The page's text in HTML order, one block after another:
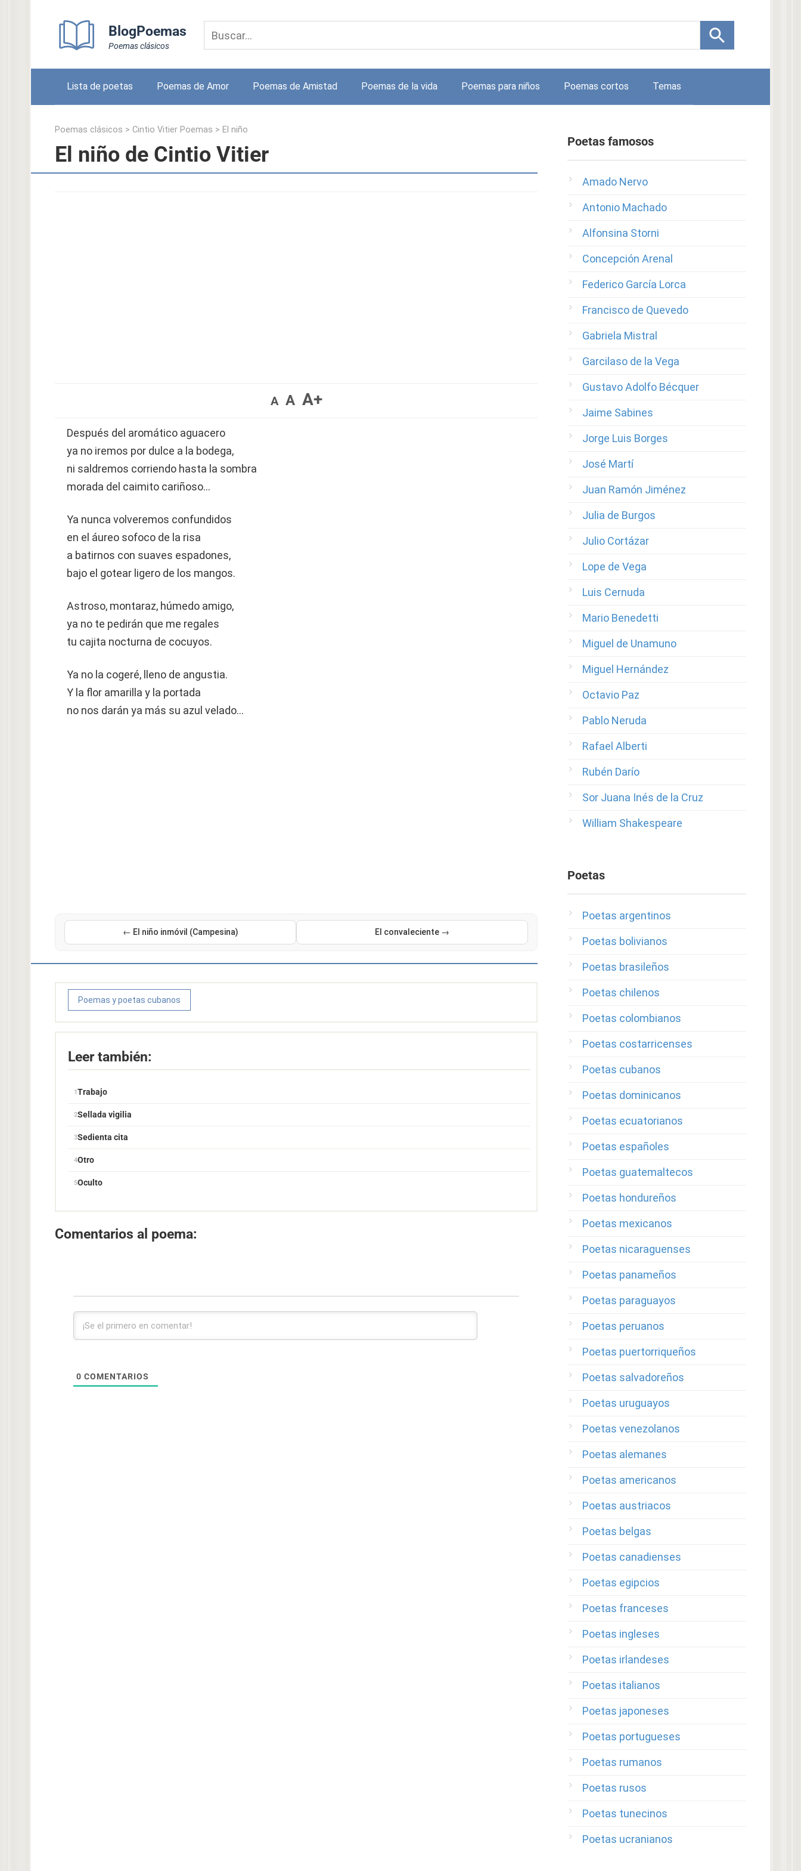
BlogPoemas
Poemas clásicos
Lista de poetas Poemas de Amor Poemas de Amistad Poemas de la vida Poemas para niños Poemas cortos Temas
Poemas clásicos > Cintio Vitier Poemas > El niño
El niño de Cintio Vitier
A A A+
Después del aromático aguacero
ya no iremos por dulce a la bodega,
ni saldremos corriendo hasta la sombra
morada del caimito cariñoso…
Ya nunca volveremos confundidos
en el áureo sofoco de la risa
a batirnos con suaves espadones,
bajo el gotear ligero de los mangos.
Astroso, montaraz, húmedo amigo,
ya no te pedirán que me regales
tu cajita nocturna de cocuyos.
Ya no la cogeré, lleno de angustia.
Y la flor amarilla y la portada
no nos darán ya más su azul velado…
← El niño inmóvil (Campesina) El convaleciente →
Poemas y poetas cubanos
Leer también:
Trabajo
Sellada vigilia
Sedienta cita
Otro
Oculto
Comentarios al poema:
0 COMENTARIOS
Poetas famosos
Amado Nervo
Antonio Machado
Alfonsina Storni
Concepción Arenal
Federico García Lorca
Francisco de Quevedo
Gabriela Mistral
Garcilaso de la Vega
Gustavo Adolfo Bécquer
Jaime Sabines
Jorge Luis Borges
José Martí
Juan Ramón Jiménez
Julia de Burgos
Julio Cortázar
Lope de Vega
Luis Cernuda
Mario Benedetti
Miguel de Unamuno
Miguel Hernández
Octavio Paz
Pablo Neruda
Rafael Alberti
Rubén Darío
Sor Juana Inés de la Cruz
William Shakespeare
Poetas
Poetas argentinos
Poetas bolivianos
Poetas brasileños
Poetas chilenos
Poetas colombianos
Poetas costarricenses
Poetas cubanos
Poetas dominicanos
Poetas ecuatorianos
Poetas españoles
Poetas guatemaltecos
Poetas hondureños
Poetas mexicanos
Poetas nicaraguenses
Poetas panameños
Poetas paraguayos
Poetas peruanos
Poetas puertorriqueños
Poetas salvadoreños
Poetas uruguayos
Poetas venezolanos
Poetas alemanes
Poetas americanos
Poetas austriacos
Poetas belgas
Poetas canadienses
Poetas egipcios
Poetas franceses
Poetas ingleses
Poetas irlandeses
Poetas italianos
Poetas japoneses
Poetas portugueses
Poetas rumanos
Poetas rusos
Poetas tunecinos
Poetas ucranianos